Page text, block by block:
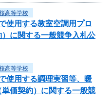
高等学校
使用する教室空調用プロ
に関する一般競争入札公
高等学校
使用する調理実習等、暖
価契約）に関する一般競